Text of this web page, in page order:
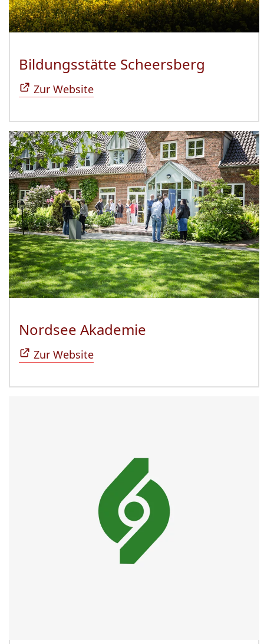
Bildungsstätte Scheersberg
Zur Website
Nordsee Akademie
Zur Website